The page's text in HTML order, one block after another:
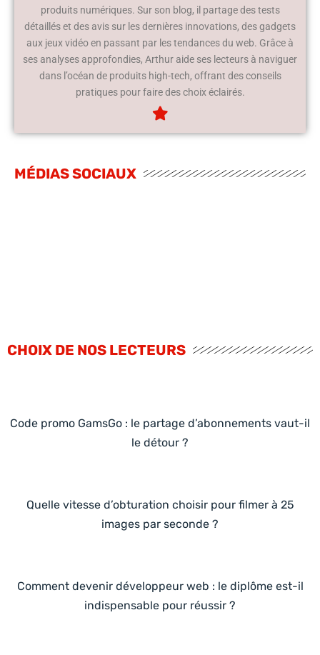
produits numériques. Sur son blog, il partage des tests
détaillés et des avis sur les dernières innovations, des gadgets
aux jeux vidéo en passant par les tendances du web. Grâce à
ses analyses approfondies, Arthur aide ses lecteurs à naviguer
dans l’océan de produits high-tech, offrant des conseils
pratiques pour faire des choix éclairés.
MÉDIAS SOCIAUX
CHOIX DE NOS LECTEURS
Code promo GamsGo : le partage d’abonnements vaut-il
le détour ?
Quelle vitesse d’obturation choisir pour filmer à 25
images par seconde ?
Comment devenir développeur web : le diplôme est-il
indispensable pour réussir ?